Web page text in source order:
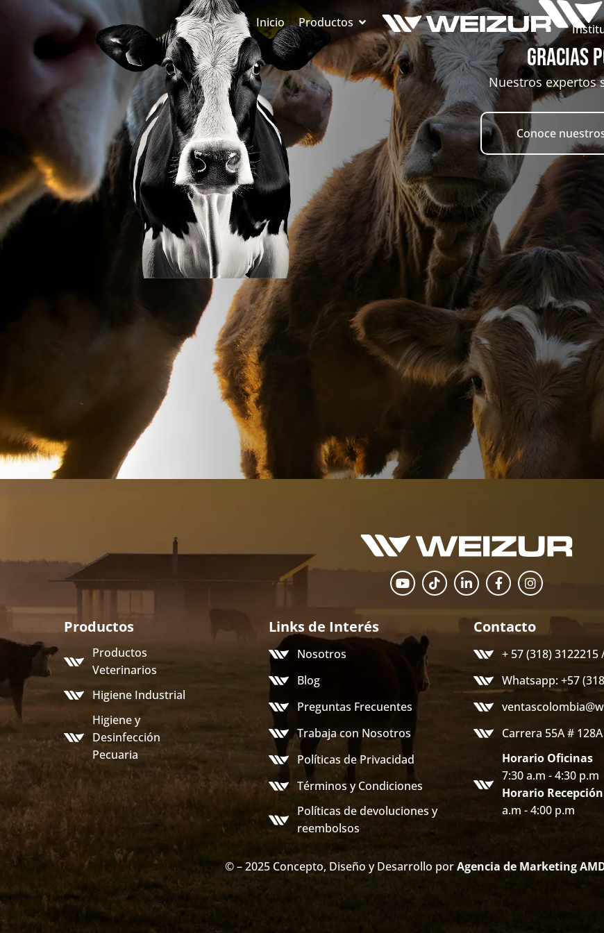
Inicio Productos
Gracias
Nuestros expertos
Conoce
Productos
Productos
Veterinarios
Higiene Industrial
Higiene y
Desinfección
Pecuaria
Links de Interés
Nosotros
Blog
Preguntas Frecuentes
Trabaja con Nosotros
Políticas de Privacidad
Términos y Condiciones
Políticas de devoluciones y
reembolsos
Contacto
+ 57 (318) 3122215
Whatsapp: +57
Carrera 55A #
Horario Oficinas
7:30 a.m - 4:30 p.m
Horario Recepción
a.m - 4:00 p.m
© – 2025 Concepto, Diseño y Desarrollo porAgencia de Marketing